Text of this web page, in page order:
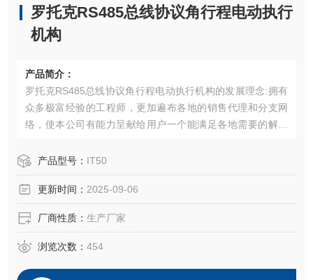
罗托克RS485总线协议角行程电动执行
机构
产品简介：
罗托克RS485总线协议角行程电动执行机构的发展理念:拥有
众多极富经验的工程师，更加遍布各地的销售代理和分支网
络，使本公司有能力呈献给用户一个能满足各地需要的解决
产品型号： IT50
更新时间： 2025-09-06
厂商性质： 生产厂家
浏览次数： 454